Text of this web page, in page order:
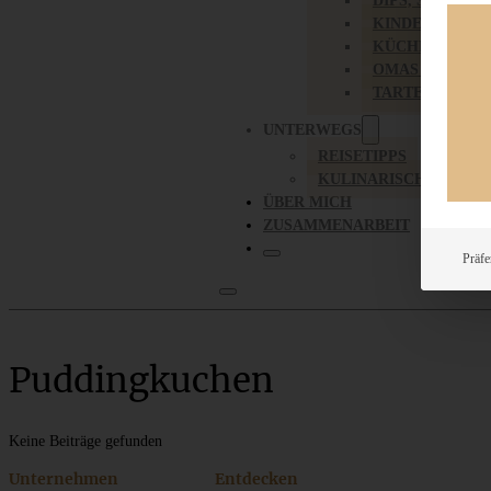
UNTERWEGS
REISETIPPS
KULINARISCH
ÜBER MICH
ZUSAMMENARBEIT
Puddingkuchen
Keine Beiträge gefunden
Unternehmen Entdecken